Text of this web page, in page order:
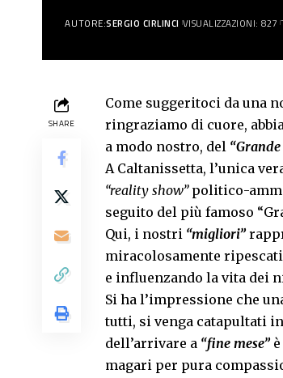
AUTORE:SERGIO CIRLINCI VISUALIZZAZIONI: 827
SHARE
Come suggeritoci da una
ringraziamo di cuore,
a modo nostro, del
A Caltanissetta, l’unica
“reality show”politico-
seguito del più famoso
Qui, i nostri “migliori”
miracolosamente
e influenzando la vita dei
Si ha l’impressione che
tutti, si venga catapultati
dell’arrivare a “fine mese”
magari per pura